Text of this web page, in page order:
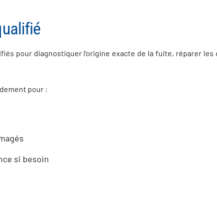
pour diagnostiquer l’origine exacte de la fuite, réparer les
pour :
si besoin